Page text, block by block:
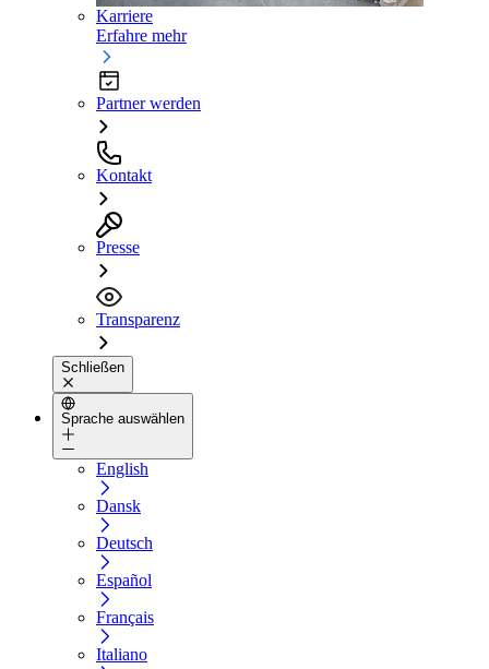
Karriere
Erfahre mehr
Partner werden
Kontakt
Presse
Transparenz
Schließen
Sprache auswählen
English
Dansk
Deutsch
Español
Français
Italiano